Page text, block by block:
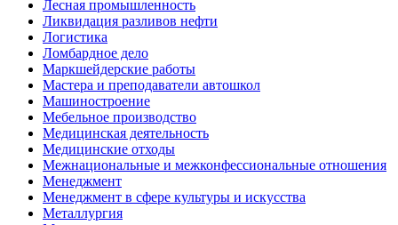
Лесная промышленность
Ликвидация разливов нефти
Логистика
Ломбардное дело
Маркшейдерские работы
Мастера и преподаватели автошкол
Машиностроение
Мебельное производство
Медицинская деятельность
Медицинские отходы
Межнациональные и межконфессиональные отношения
Менеджмент
Менеджмент в сфере культуры и искусства
Металлургия